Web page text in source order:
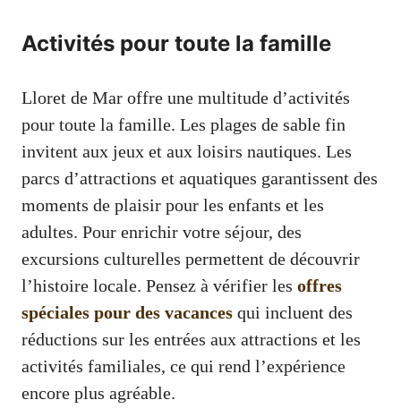
Activités pour toute la famille
Lloret de Mar offre une multitude d’activités
pour toute la famille. Les plages de sable fin
invitent aux jeux et aux loisirs nautiques. Les
parcs d’attractions et aquatiques garantissent des
moments de plaisir pour les enfants et les
adultes. Pour enrichir votre séjour, des
excursions culturelles permettent de découvrir
l’histoire locale. Pensez à vérifier les offres
spéciales pour des vacances qui incluent des
réductions sur les entrées aux attractions et les
activités familiales, ce qui rend l’expérience
encore plus agréable.